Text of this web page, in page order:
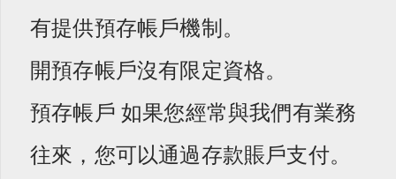
有提供預存帳戶機制。
開預存帳戶沒有限定資格。
預存帳戶 如果您經常與我們有業務
往來，您可以通過存款賬戶支付。